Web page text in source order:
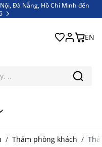
Đà Nẵng, Hồ Chí Minh đến
EN
/ Thảm phòng khách /